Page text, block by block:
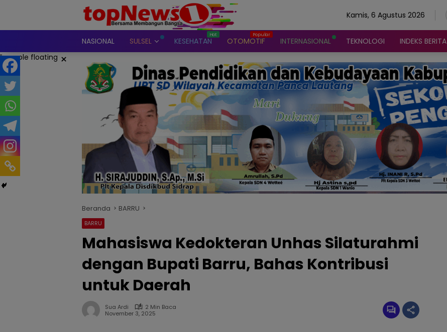
Kamis, 6 Agustus 2026
NASIONAL SULSEL KESEHATAN OTOMOTIF INTERNASIONAL TEKNOLOGI INDEKS BERITA
×
Beranda BARRU
BARRU
Mahasiswa Kedokteran Unhas Silaturahmi
dengan Bupati Barru, Bahas Kontribusi
untuk Daerah
Sua Ardi
2 Min Baca
November 3, 2025